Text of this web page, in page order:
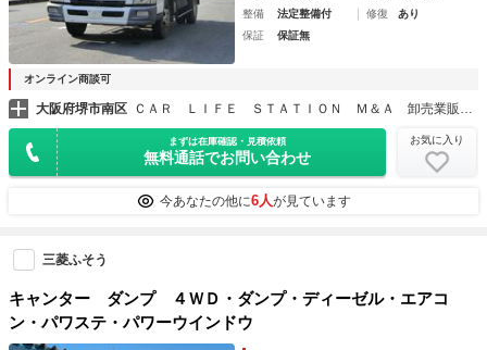
整備
法定整備付 修復
あり
保証
保証無
オンライン商談可
大阪府堺市南区
まずは在庫確認・見積依頼
無料通話でお問い合わせ
お気に入り
今あなたの他に6人が見ています
三菱ふそう
キャンター ダンプ ４ＷＤ・ダンプ・ディーゼル・エアコ
ン・パワステ・パワーウインドウ